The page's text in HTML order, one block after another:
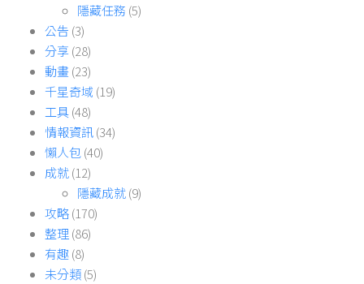
隱藏任務 (5)
公告 (3)
分享(28)
動畫(23)
千星奇域 (19)
工具(48)
情報資訊(34)
懶人包(40)
成就(12)
隱藏成就(9)
攻略(170)
整理(86)
有趣(8)
未分類(5)